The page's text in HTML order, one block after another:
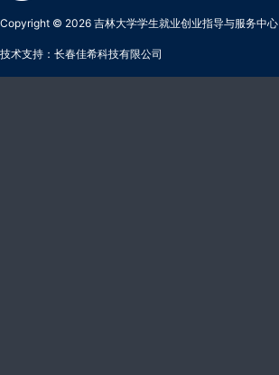
Copyright © 2026 吉林大学学生就业创业指导与服务中心
技术支持：长春佳希科技有限公司